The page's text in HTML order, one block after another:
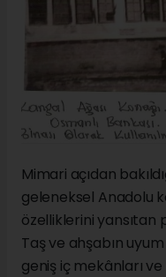
Mimari açıdan
geleneksel Anadolu
özelliklerini yansıtan
Taş ve ahşabın uyum
geniş iç mekânları